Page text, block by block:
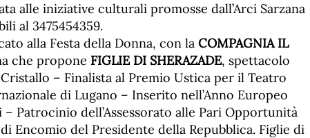
alle iniziative culturali promosse dall’Arci Sarzana
al 3475454359.
alla Festa della Donna, con la COMPAGNIA IL
che propone FIGLIE DI SHERAZADE, spettacolo
– Finalista al Premio Ustica per il Teatro
di Lugano – Inserito nell’Anno Europeo
Patrocinio dell’Assessorato alle Pari Opportunità
Encomio del Presidente della Repubblica. Figlie di